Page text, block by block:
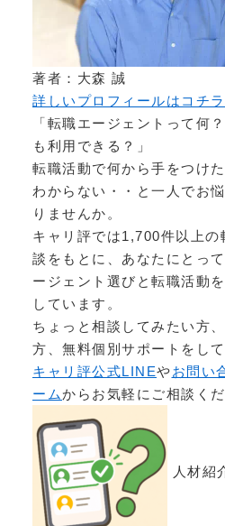
著者：大森 誠
詳しいプロフィールはコチラ
「転職エージェントって何
も利用できる？」
転職活動で何から手をつけ
わからない・・と一人でお
りませんか。
キャリ評では1,700件以上の
談をもとに、あなたにとっ
ージェント選びと転職活動
しています。
ちょっと相談してみたい方
方、無料個別サポートをして
キャリ評公式LINEやお問い
ームからお気軽にご相談くだ
人材紹